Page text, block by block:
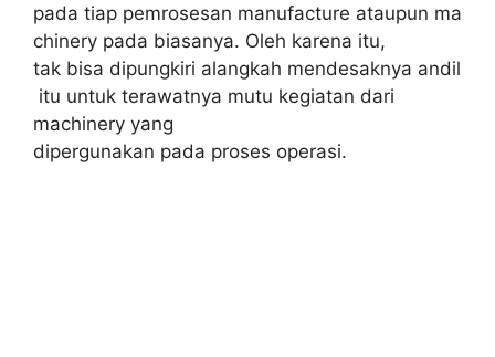
pada tiap pemrosesan manufacture ataupun ma
chinery pada biasanya. Oleh karena itu,
tak bisa dipungkiri alangkah mendesaknya andil
itu untuk terawatnya mutu kegiatan dari
machinery yang
dipergunakan pada proses operasi.